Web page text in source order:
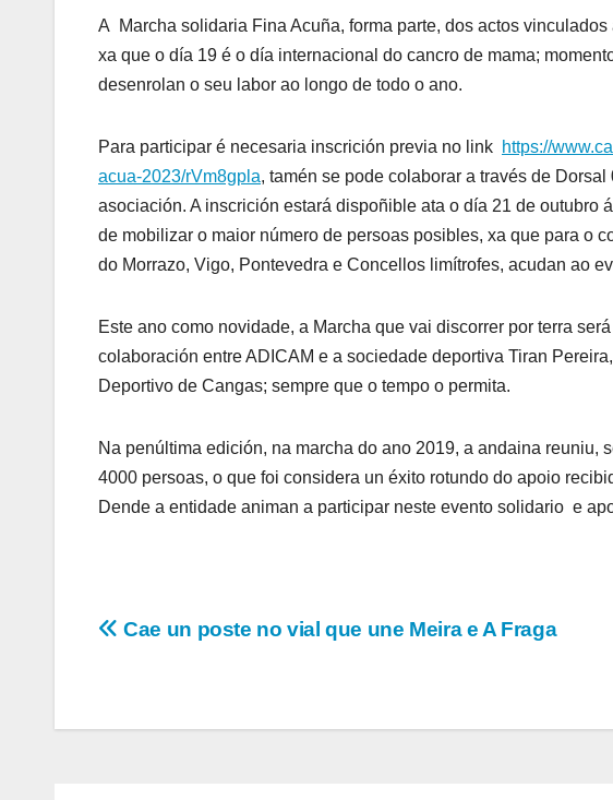
A Marcha solidaria Fina Acuña, forma parte, dos actos
xa que o día 19 é o día internacional do cancro de mama;
desenrolan o seu labor ao longo de todo o ano.
Para participar é necesaria inscrición previa no link https://
acua-2023/rVm8gpla, tamén se pode colaborar a través de
asociación. A inscrición estará dispoñible ata o día 21 de outubro
de mobilizar o maior número de persoas posibles, xa que para o
do Morrazo, Vigo, Pontevedra e Concellos limítrofes, acudan ao
Este ano como novidade, a Marcha que vai discorrer por terra
colaboración entre ADICAM e a sociedade deportiva Tiran
Deportivo de Cangas; sempre que o tempo o permita.
Na penúltima edición, na marcha do ano 2019, a andaina reuniu,
4000 persoas, o que foi considera un éxito rotundo do apoio
Dende a entidade animan a participar neste evento solidario e
Navegación
entradas
Cae un poste no vial que une Meira e A Fraga